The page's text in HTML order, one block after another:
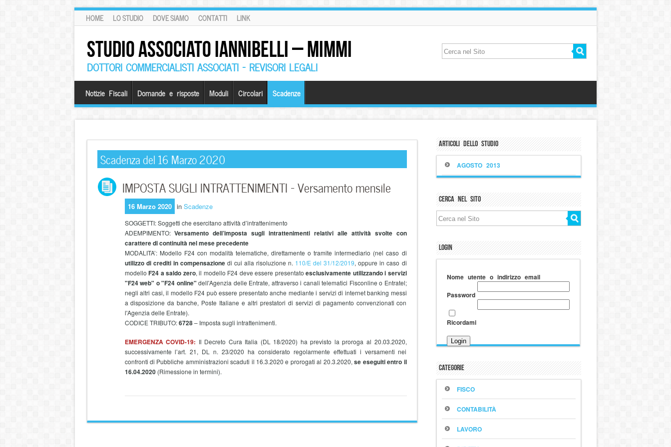
HOME LO STUDIO DOVE SIAMO CONTATTI LINK
STUDIO ASSOCIATO IANNIBELLI – MIMMI
DOTTORI COMMERCIALISTI ASSOCIATI – REVISORI LEGALI
Notizie Fiscali Domande e risposte Moduli Circolari Scadenze
Scadenza del 16 Marzo 2020
IMPOSTA SUGLI INTRATTENIMENTI – Versamento mensile
16 Marzo 2020 in Scadenze
SOGGETTI: Soggetti che esercitano attività d’intrattenimento
ADEMPIMENTO:Versamento dell’imposta sugli intrattenimenti relativi alle attività svolte con
carattere di continuità nel mese precedente
MODALITA’: Modello F24 con modalità telematiche, direttamente o tramite intermediario (nel caso di
utilizzo di crediti in compensazionedi cui alla risoluzione n. 110/E del 31/12/2019, oppure in caso di
modello F24 a saldo zero, il modello F24 deve essere presentato esclusivamente utilizzando i servizi
"F24 web" o "F24 online" dell'Agenzia delle Entrate, attraverso i canali telematici Fisconline o Entratel;
negli altri casi, il modello F24 può essere presentato anche mediante i servizi di internet banking messi
a disposizione da banche, Poste Italiane e altri prestatori di servizi di pagamento convenzionati con
l'Agenzia delle Entrate).
CODICE TRIBUTO:6728– Imposta sugli intrattenimenti.
EMERGENZA COVID-19: Il Decreto Cura Italia (DL 18/2020) ha previsto la proroga al 20.03.2020,
successivamente l’art. 21, DL n. 23/2020 ha considerato regolarmente effettuati i versamenti nei
confronti di Pubbliche amministrazioni scaduti il 16.3.2020 e prorogati al 20.3.2020,se eseguiti entro il
16.04.2020(Rimessione in termini).
Articoli dello Studio
AGOSTO 2013
Cerca nel sito
Login
Nome utente o indirizzo email
Password
Ricordami
Categorie
FISCO
CONTABILITÀ
LAVORO